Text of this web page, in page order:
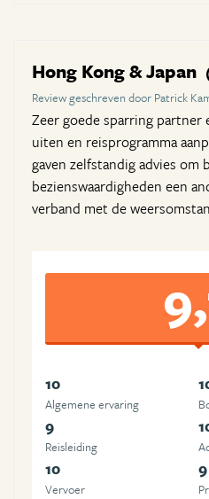
Hong Kong & Japan
Review geschreven door Patrick
Zeer goede sparring
uiten en reisprogramma
gaven zelfstandig advies om
bezienswaardigheden een
verband met de
10
Algemene ervaring
9
Reisleiding
10
Vervoer
9